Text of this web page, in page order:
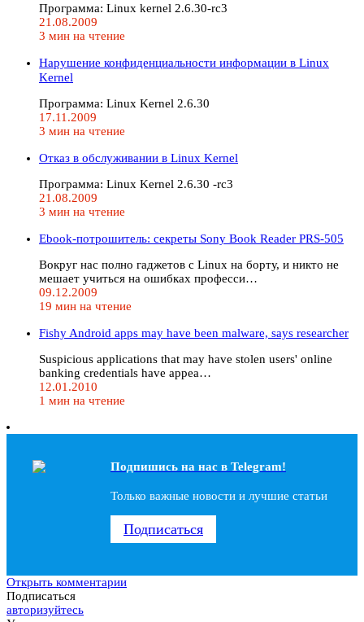
Программа: Linux kernel 2.6.30-rc3
21.08.2009
3 мин на чтение
Нарушение конфиденциальности информации в Linux
Kernel
Программа: Linux Kernel 2.6.30
17.11.2009
3 мин на чтение
Отказ в обслуживании в Linux Kernel
Программа: Linux Kernel 2.6.30 -rc3
21.08.2009
3 мин на чтение
Ebook-потрошитель: секреты Sony Book Reader PRS-505
Вокруг нас полно гаджетов с Linux на борту, и никто не
мешает учиться на ошибках професси…
09.12.2009
19 мин на чтение
Fishy Android apps may have been malware, says researcher
Suspicious applications that may have stolen users' online
banking credentials have appea…
12.01.2010
1 мин на чтение
Подпишись на наc в Telegram!
Только важные новости и лучшие статьи
Подписаться
Открыть комментарии
Подписаться
авторизуйтесь